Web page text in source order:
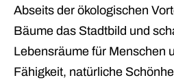
Abseits der ökologischen
Bäume das Stadtbild und
Lebensräume für Menschen
Fähigkeit, natürliche